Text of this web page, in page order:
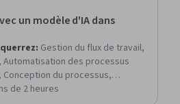
un modèle d'IA dans
: Gestion du flux de travail,
des processus
du processus,
Microsoft Power
de 2 heures